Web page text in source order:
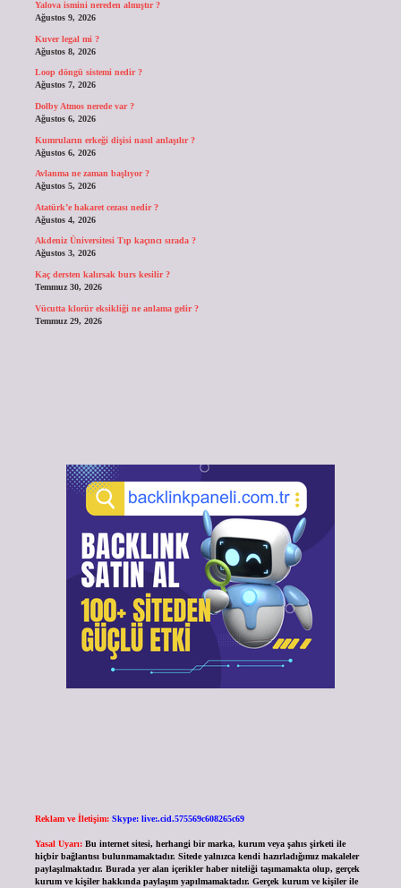
Yalova ismini nereden almıştır ?
Ağustos 9, 2026
Kuver legal mi ?
Ağustos 8, 2026
Loop döngü sistemi nedir ?
Ağustos 7, 2026
Dolby Atmos nerede var ?
Ağustos 6, 2026
Kumruların erkeği dişisi nasıl anlaşılır ?
Ağustos 6, 2026
Avlanma ne zaman başlıyor ?
Ağustos 5, 2026
Atatürk’e hakaret cezası nedir ?
Ağustos 4, 2026
Akdeniz Üniversitesi Tıp kaçıncı sırada ?
Ağustos 3, 2026
Kaç dersten kalırsak burs kesilir ?
Temmuz 30, 2026
Vücutta klorür eksikliği ne anlama gelir ?
Temmuz 29, 2026
Reklam ve İletişim: Skype: live:.cid.575569c608265c69
Yasal Uyarı: Bu internet sitesi, herhangi bir marka, kurum veya şahıs şirketi ile
hiçbir bağlantısı bulunmamaktadır. Sitede yalnızca kendi hazırladığımız makaleler
paylaşılmaktadır. Burada yer alan içerikler haber niteliği taşımamakta olup, gerçek
kurum ve kişiler hakkında paylaşım yapılmamaktadır. Gerçek kurum ve kişiler ile